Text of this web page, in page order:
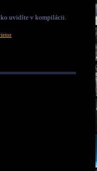
uvidíte v kompilácii.